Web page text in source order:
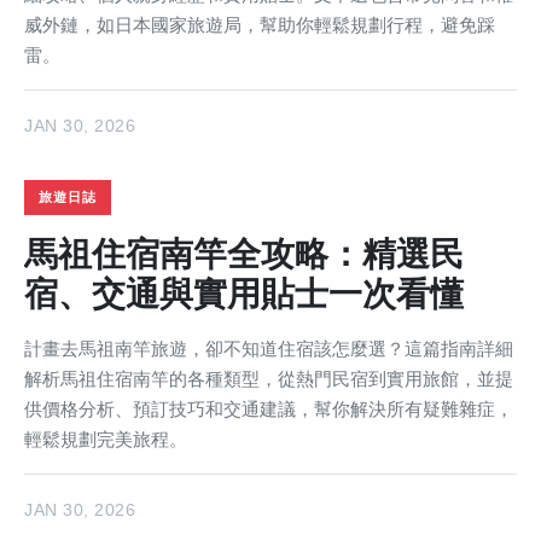
威外鏈，如日本國家旅遊局，幫助你輕鬆規劃行程，避免踩
雷。
JAN 30, 2026
旅遊日誌
馬祖住宿南竿全攻略：精選民
宿、交通與實用貼士一次看懂
計畫去馬祖南竿旅遊，卻不知道住宿該怎麼選？這篇指南詳細
解析馬祖住宿南竿的各種類型，從熱門民宿到實用旅館，並提
供價格分析、預訂技巧和交通建議，幫你解決所有疑難雜症，
輕鬆規劃完美旅程。
JAN 30, 2026